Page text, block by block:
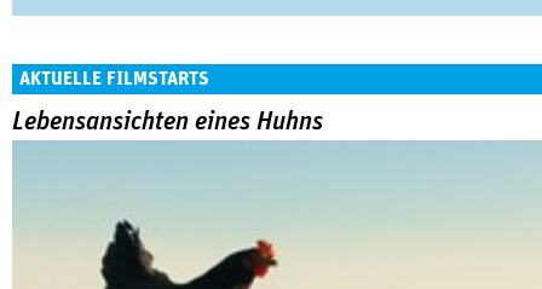
AKTUELLE FILMSTARTS
Lebensansichten eines Huhns